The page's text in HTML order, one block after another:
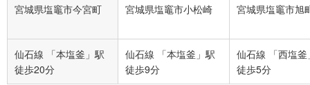
宮城県塩竈市今宮町 宮城県塩竈市小松崎 宮城県塩竈市旭
仙石線 「本塩釜」駅
徒歩20分
仙石線 「本塩釜」駅
徒歩9分
仙石線 「西塩釜
徒歩5分